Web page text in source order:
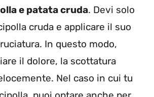
e patata cruda. Devi solo
cruda e applicare il suo
In questo modo,
il dolore, la scottatura
Nel caso in cui tu